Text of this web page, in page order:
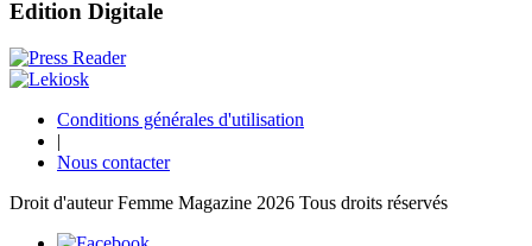
Edition Digitale
Conditions générales d'utilisation
|
Nous contacter
Droit d'auteur Femme Magazine 2026 Tous droits réservés